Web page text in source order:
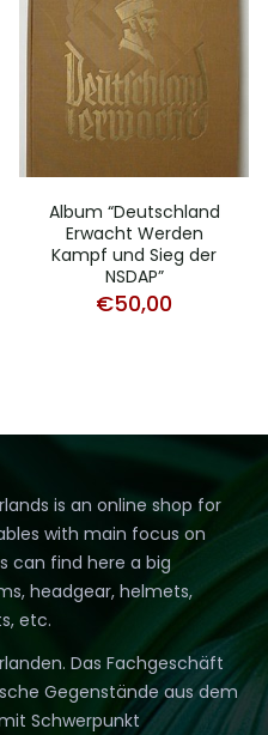
Album “Deutschland
Erwacht Werden
Kampf und Sieg der
NSDAP”
€50,00
is an online shop for
with main focus on
can find here a big
headgear, helmets,
etc.
Das Fachgeschäft
Gegenstände aus dem
Schwerpunkt